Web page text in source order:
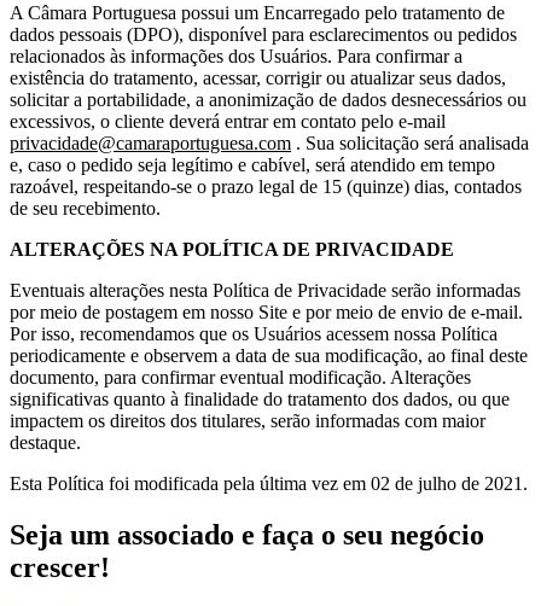
A Câmara Portuguesa possui um Encarregado pelo tratamento de
dados pessoais (DPO), disponível para esclarecimentos ou pedidos
relacionados às informações dos Usuários. Para confirmar a
existência do tratamento, acessar, corrigir ou atualizar seus dados,
solicitar a portabilidade, a anonimização de dados desnecessários ou
excessivos, o cliente deverá entrar em contato pelo e-mail
privacidade@camaraportuguesa.com . Sua solicitação será analisada
e, caso o pedido seja legítimo e cabível, será atendido em tempo
razoável, respeitando-se o prazo legal de 15 (quinze) dias, contados
de seu recebimento.
ALTERAÇÕES NA POLÍTICA DE PRIVACIDADE
Eventuais alterações nesta Política de Privacidade serão informadas
por meio de postagem em nosso Site e por meio de envio de e-mail.
Por isso, recomendamos que os Usuários acessem nossa Política
periodicamente e observem a data de sua modificação, ao final deste
documento, para confirmar eventual modificação. Alterações
significativas quanto à finalidade do tratamento dos dados, ou que
impactem os direitos dos titulares, serão informadas com maior
destaque.
Esta Política foi modificada pela última vez em 02 de julho de 2021.
Seja um associado e faça o seu negócio
crescer!